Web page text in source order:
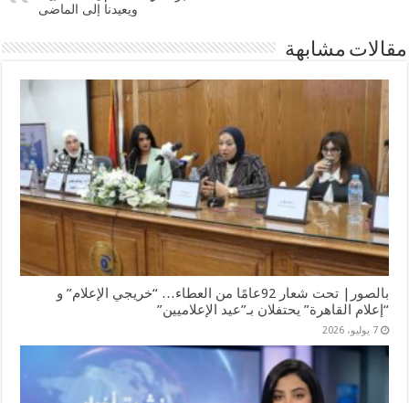
ويعيدنا إلى الماضى
مقالات مشابهة
بالصور| تحت شعار 92عامًا من العطاء… “خريجي الإعلام” و
“إعلام القاهرة” يحتفلان بـ”عيد الإعلاميين”
7 يوليو، 2026